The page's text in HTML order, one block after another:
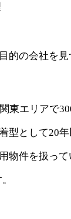
の会社を見
エリアで
として20年
物件を扱って